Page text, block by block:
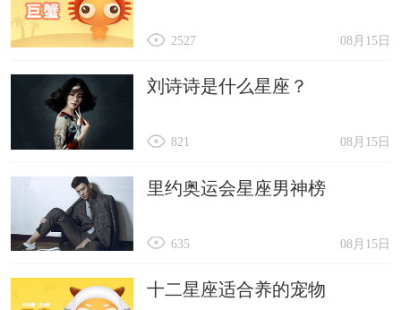
08月15日
2527
刘诗诗是什么星座？
08月15日
821
里约奥运会星座男神榜
08月15日
635
十二星座适合养的宠物